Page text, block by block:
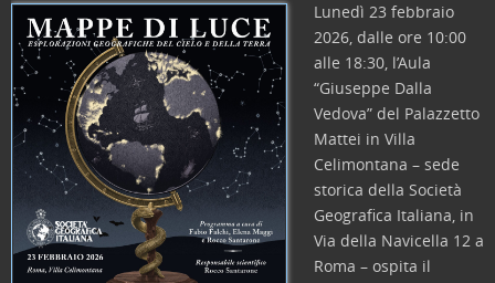
Lunedì 23 febbraio
2026, dalle ore 10:00
alle 18:30, l’Aula
“Giuseppe Dalla
Vedova” del Palazzetto
Mattei in Villa
Celimontana – sede
storica della Società
Geografica Italiana, in
Via della Navicella 12 a
Roma – ospita il